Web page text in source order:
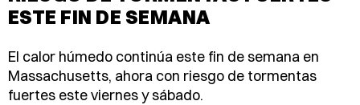
ESTE FIN DE SEMANA
El calor húmedo continúa este fin de semana en
Massachusetts, ahora con riesgo de tormentas
fuertes este viernes y sábado.